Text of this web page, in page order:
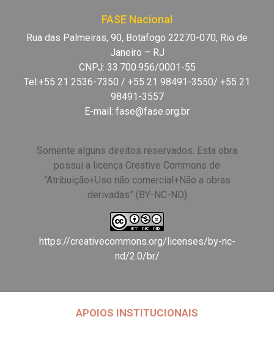
FASE Nacional
Rua das Palmeiras, 90, Botafogo 22270-070, Rio de
Janeiro – RJ
CNPJ: 33.700.956/0001-55
Tel:+55 21 2536-7350 / +55 21 98491-3550/ +55 21
98491-3557
E-mail: fase@fase.org.br
Somente alguns direitos reservados. Esta obra
possui a licença Creative Commons de
“Atribuição+Uso não comercial+Não a obras
derivadas” (BY-NC-ND)
https://creativecommons.org/licenses/by-nc-
nd/2.0/br/
APOIOS INSTITUCIONAIS